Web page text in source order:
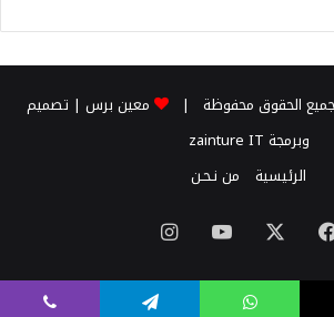
معين برس | تصميم
وبرمجة zainture IT
الرئيسية من نـحـن
فيسبوك يوتيوبانستقرام